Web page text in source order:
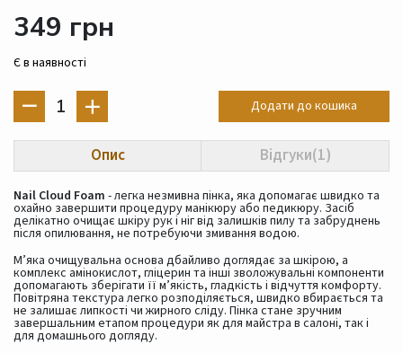
349 грн
Є в наявності
1 Додати до кошика
Опис Відгуки(1)
Nail Cloud Foam - легка незмивна пінка, яка допомагає швидко та
охайно завершити процедуру манікюру або педикюру. Засіб
делікатно очищає шкіру рук і ніг від залишків пилу та забруднень
після опилювання, не потребуючи змивання водою.
М’яка очищувальна основа дбайливо доглядає за шкірою, а
комплекс амінокислот, гліцерин та інші зволожувальні компоненти
допомагають зберігати її м’якість, гладкість і відчуття комфорту.
Повітряна текстура легко розподіляється, швидко вбирається та
не залишає липкості чи жирного сліду. Пінка стане зручним
завершальним етапом процедури як для майстра в салоні, так і
для домашнього догляду.